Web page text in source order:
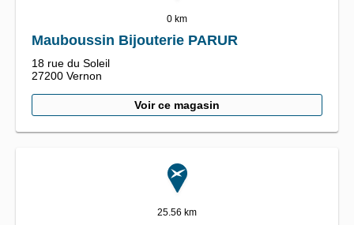
0 km
Mauboussin Bijouterie PARUR
18 rue du Soleil
27200 Vernon
Voir ce magasin
25.56 km